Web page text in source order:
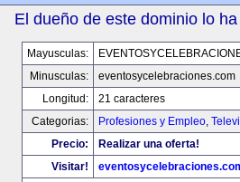
El dueño de este dominio lo
Mayusculas:
Minusculas:
eventosycelebraciones.com
Longitud:
21 caracteres
Categorias:
Profesiones y Empleo,
Precio:
Realizar una oferta!
Visitar!